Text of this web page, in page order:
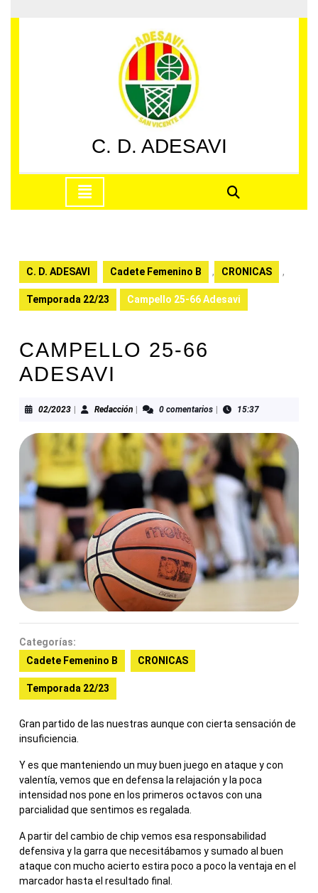
al
C. D. ADESAVI
apertura
C. D. ADESAVI Cadete Femenino B , CRONICAS ,
Temporada 22/23 Campello 25-66 Adesavi
CAMPELLO 25-66
ADESAVI
02/202302/2023RedacciónRedacción0 comentarios 15:37
Categorías:
Cadete Femenino B
CRONICAS
Temporada 22/23
Gran partido de las nuestras aunque con cierta sensación de
insuficiencia.
Y es que manteniendo un muy buen juego en ataque y con
valentía, vemos que en defensa la relajación y la poca
intensidad nos pone en los primeros octavos con una
parcialidad que sentimos es regalada.
A partir del cambio de chip vemos esa responsabilidad
defensiva y la garra que necesitábamos y sumado al buen
ataque con mucho acierto estira poco a poco la ventaja en el
marcador hasta el resultado final.